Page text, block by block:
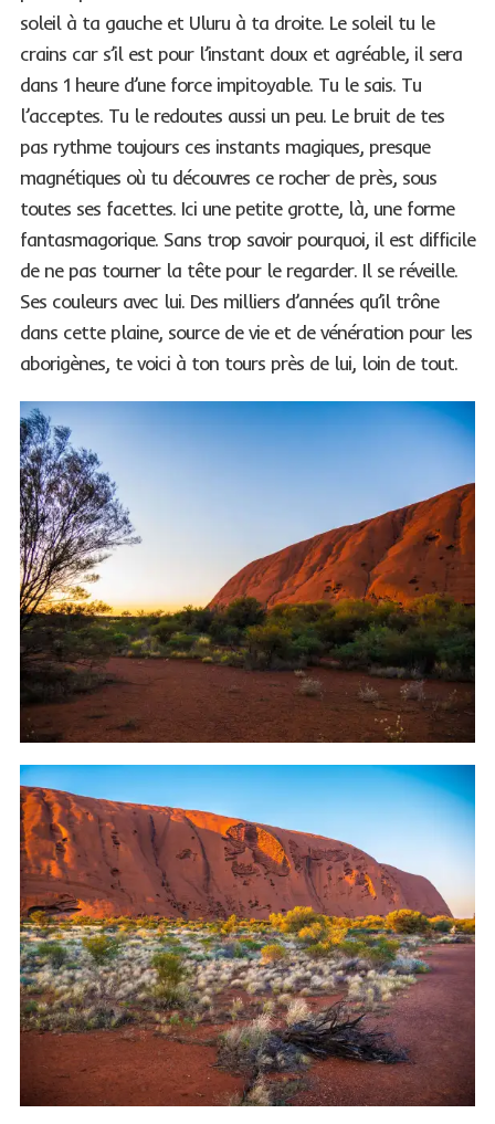
soleil à ta gauche et Uluru à ta droite. Le soleil tu le
crains car s’il est pour l’instant doux et agréable, il sera
dans 1 heure d’une force impitoyable. Tu le sais. Tu
l’acceptes. Tu le redoutes aussi un peu. Le bruit de tes
pas rythme toujours ces instants magiques, presque
magnétiques où tu découvres ce rocher de près, sous
toutes ses facettes. Ici une petite grotte, là, une forme
fantasmagorique. Sans trop savoir pourquoi, il est difficile
de ne pas tourner la tête pour le regarder. Il se réveille.
Ses couleurs avec lui. Des milliers d’années qu’il trône
dans cette plaine, source de vie et de vénération pour les
aborigènes, te voici à ton tours près de lui, loin de tout.
e